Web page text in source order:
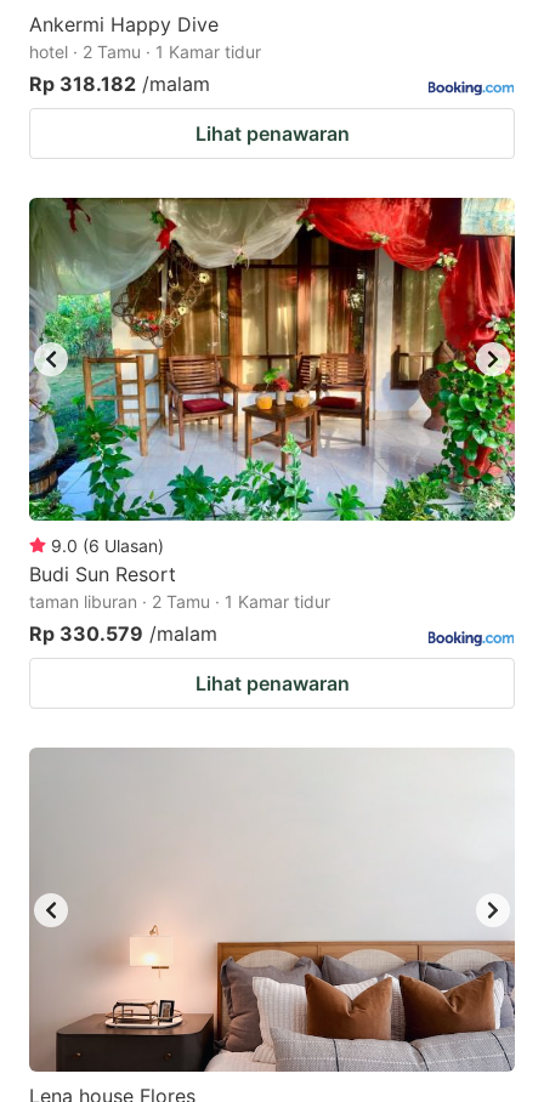
Ankermi Happy Dive
hotel · 2 Tamu · 1 Kamar tidur
Rp 318.182 /malam
Lihat penawaran
9.0 (6 Ulasan)
Budi Sun Resort
taman liburan · 2 Tamu · 1 Kamar tidur
Rp 330.579 /malam
Lihat penawaran
Lena house Flores